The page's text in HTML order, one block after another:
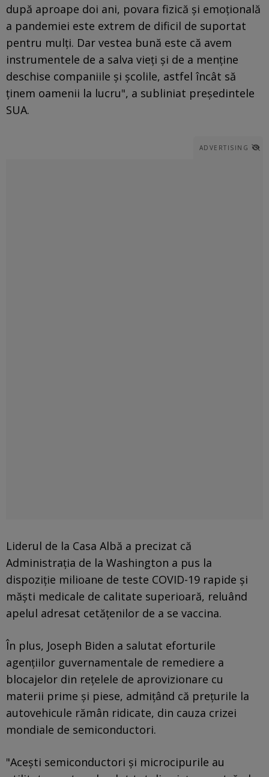
după aproape doi ani, povara fizică şi emoţională
a pandemiei este extrem de dificil de suportat
pentru mulţi. Dar vestea bună este că avem
instrumentele de a salva vieţi şi de a menţine
deschise companiile şi şcolile, astfel încât să
ţinem oamenii la lucru", a subliniat preşedintele
SUA.
ADVERTISING
Liderul de la Casa Albă a precizat că
Administraţia de la Washington a pus la
dispoziţie milioane de teste COVID-19 rapide şi
măşti medicale de calitate superioară, reluând
apelul adresat cetăţenilor de a se vaccina.
În plus, Joseph Biden a salutat eforturile
agenţiilor guvernamentale de remediere a
blocajelor din reţelele de aprovizionare cu
materii prime şi piese, admiţând că preţurile la
autovehicule rămân ridicate, din cauza crizei
mondiale de semiconductori.
"Aceşti semiconductori şi microcipurile au